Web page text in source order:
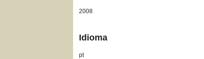
2008
Idioma
pt